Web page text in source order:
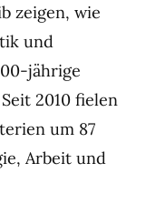
zeigen, wie
und
jährige
2010 fielen
um 87
Arbeit und